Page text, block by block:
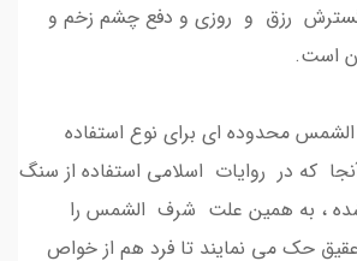
گسترش رزق و روزی و دفع چشم زخم و
است.
محدوده ای برای نوع استفاده
که در روایات اسلامی استفاده از سنگ
، به همین علت شرف الشمس را
حک می نمایند تا فرد هم از خواص